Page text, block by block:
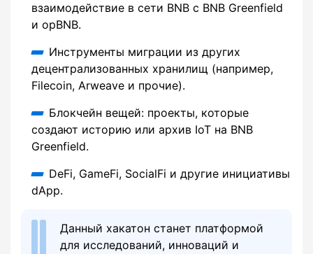
взаимодействие в сети BNB с BNB Greenfield
и opBNB.
Инструменты миграции из других
децентрализованных хранилищ (например,
Filecoin, Arweave и прочие).
Блокчейн вещей: проекты, которые
создают историю или архив IoT на BNB
Greenfield.
DeFi, GameFi, SocialFi и другие инициативы
dApp.
Данный хакатон станет платформой
для исследований, инноваций и